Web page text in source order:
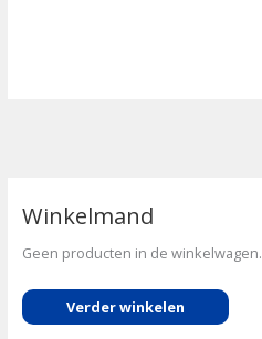
Winkelmand
Geen producten in de winkelwagen.
Verder winkelen